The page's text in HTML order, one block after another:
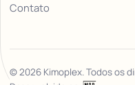
Contato
©2026Kimoplex. Todos os